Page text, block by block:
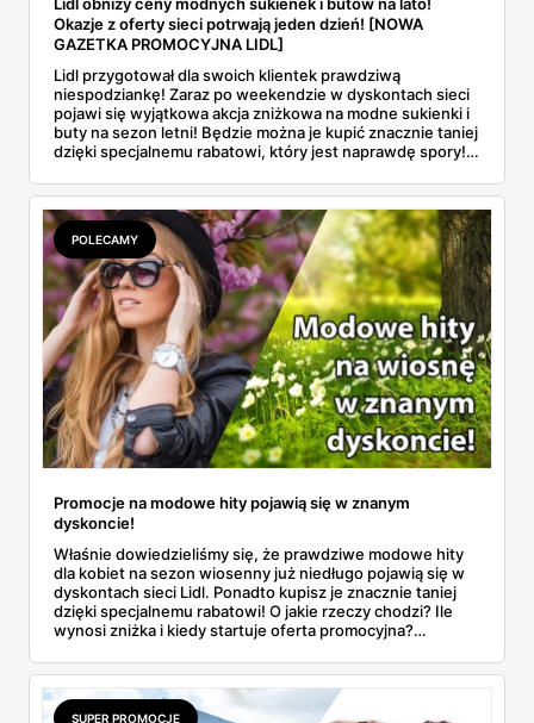
Okazje z oferty sieci potrwają jeden dzień! [NOWA
GAZETKA PROMOCYJNA LIDL]
Lidl przygotował dla swoich klientek prawdziwą
niespodziankę! Zaraz po weekendzie w dyskontach sieci
pojawi się wyjątkowa akcja zniżkowa na modne sukienki i
buty na sezon letni! Będzie można je kupić znacznie taniej
dzięki specjalnemu rabatowi, który jest naprawdę spory!
się, jak wyglądają przecenione rzeczy.
POLECAMY
Promocje na modowe hity pojawią się w znanym
dyskoncie!
Właśnie dowiedzieliśmy się, że prawdziwe modowe hity
dla kobiet na sezon wiosenny już niedługo pojawią się w
dyskontach sieci Lidl. Ponadto kupisz je znacznie taniej
dzięki specjalnemu rabatowi! O jakie rzeczy chodzi? Ile
wynosi zniżka i kiedy startuje oferta promocyjna?
zapoznaj się!
SUPER PROMOCJE